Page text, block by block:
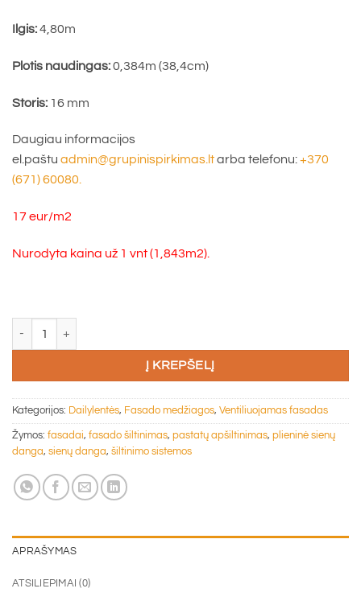
Ilgis:4,80m
Plotis naudingas:0,384m (38,4cm)
Storis: 16 mm
Daugiau informacijos
el.paštu admin@grupinispirkimas.ltarba telefonu:+370
(671) 60080.
17 eur/m2
Nurodyta kaina už 1 vnt (1,843m2).
Į KREPŠELĮ
Kategorijos: Dailylentės, Fasado medžiagos, Ventiliuojamas fasadas
Žymos: fasadai, fasado šiltinimas, pastatų apšiltinimas, plieninė sienų
danga, sienų danga, šiltinimo sistemos
APRAŠYMAS
ATSILIEPIMAI (0)